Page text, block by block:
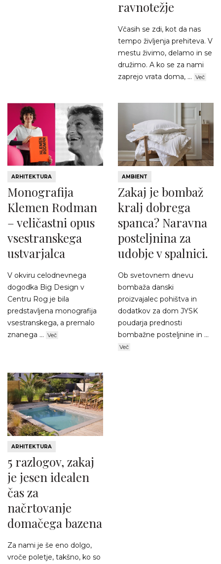
ravnotežje
Včasih se zdi, kot da nas
tempo življenja prehiteva. V
mestu živimo, delamo in se
družimo. A ko se za nami
zaprejo vrata doma, ... Več
ARHITEKTURA
Monografija
Klemen Rodman
– veličastni opus
vsestranskega
ustvarjalca
V okviru celodnevnega
dogodka Big Design v
Centru Rog je bila
predstavljena monografija
vsestranskega, a premalo
znanega ... Več
AMBIENT
Zakaj je bombaž
kralj dobrega
spanca? Naravna
posteljnina za
udobje v spalnici.
Ob svetovnem dnevu
bombaža danski
proizvajalec pohištva in
dodatkov za dom JYSK
poudarja prednosti
bombažne posteljnine in ...
Več
ARHITEKTURA
5 razlogov, zakaj
je jesen idealen
čas za
načrtovanje
domačega bazena
Za nami je še eno dolgo,
vroče poletje, takšno, ko so